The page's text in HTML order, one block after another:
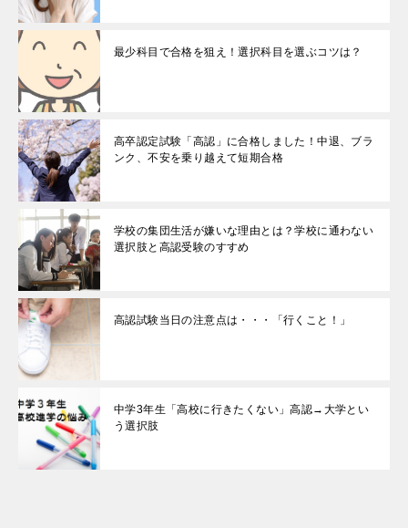
最少科目で合格を狙え！選択科目を選ぶコツは？
高卒認定試験「高認」に合格しました！中退、ブラ
ンク、不安を乗り越えて短期合格
学校の集団生活が嫌いな理由とは？学校に通わない
選択肢と高認受験のすすめ
高認試験当日の注意点は・・・「行くこと！」
中学3年生「高校に行きたくない」高認→大学とい
う選択肢